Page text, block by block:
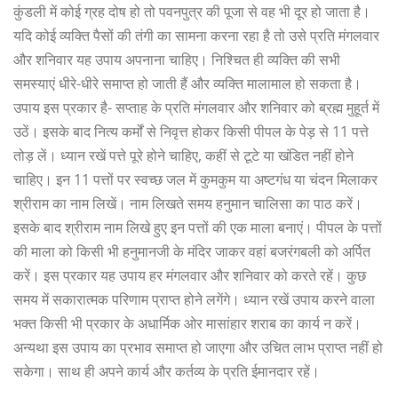
कुंडली में कोई ग्रह दोष हो तो पवनपुत्र की पूजा से वह भी दूर हो जाता है।
यदि कोई व्यक्ति पैसों की तंगी का सामना करना रहा है तो उसे प्रति मंगलवार
और शनिवार यह उपाय अपनाना चाहिए। निश्चित ही व्यक्ति की सभी
समस्याएं धीरे-धीरे समाप्त हो जाती हैं और व्यक्ति मालामाल हो सकता है।
उपाय इस प्रकार है- सप्ताह के प्रति मंगलवार और शनिवार को ब्रह्म मुहूर्त में
उठें। इसके बाद नित्य कर्मों से निवृत्त होकर किसी पीपल के पेड़ से 11 पत्ते
तोड़ लें। ध्यान रखें पत्ते पूरे होने चाहिए, कहीं से टूटे या खंडित नहीं होने
चाहिए। इन 11 पत्तों पर स्वच्छ जल में कुमकुम या अष्टगंध या चंदन मिलाकर
श्रीराम का नाम लिखें। नाम लिखते समय हनुमान चालिसा का पाठ करें।
इसके बाद श्रीराम नाम लिखे हुए इन पत्तों की एक माला बनाएं। पीपल के पत्तों
की माला को किसी भी हनुमानजी के मंदिर जाकर वहां बजरंगबली को अर्पित
करें। इस प्रकार यह उपाय हर मंगलवार और शनिवार को करते रहें। कुछ
समय में सकारात्मक परिणाम प्राप्त होने लगेंगे। ध्यान रखें उपाय करने वाला
भक्त किसी भी प्रकार के अधार्मिक ओर मासांहार शराब का कार्य न करें।
अन्यथा इस उपाय का प्रभाव समाप्त हो जाएगा और उचित लाभ प्राप्त नहीं हो
सकेगा। साथ ही अपने कार्य और कर्तव्य के प्रति ईमानदार रहें।